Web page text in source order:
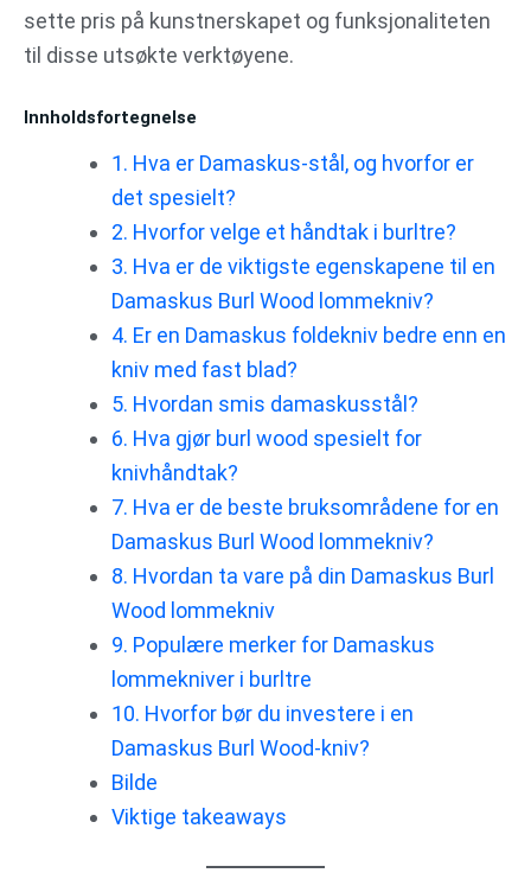
sette pris på kunstnerskapet og funksjonaliteten
til disse utsøkte verktøyene.
Innholdsfortegnelse
1. Hva er Damaskus-stål, og hvorfor er
det spesielt?
2. Hvorfor velge et håndtak i burltre?
3. Hva er de viktigste egenskapene til en
Damaskus Burl Wood lommekniv?
4. Er en Damaskus foldekniv bedre enn en
kniv med fast blad?
5. Hvordan smis damaskusstål?
6. Hva gjør burl wood spesielt for
knivhåndtak?
7. Hva er de beste bruksområdene for en
Damaskus Burl Wood lommekniv?
8. Hvordan ta vare på din Damaskus Burl
Wood lommekniv
9. Populære merker for Damaskus
lommekniver i burltre
10. Hvorfor bør du investere i en
Damaskus Burl Wood-kniv?
Bilde
Viktige takeaways